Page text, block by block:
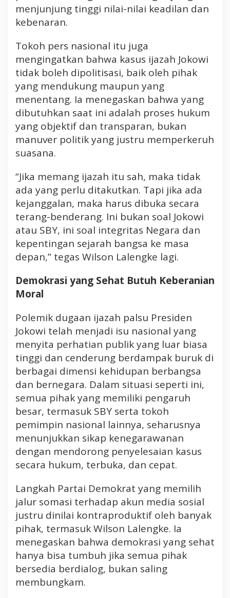
menjunjung tinggi nilai-nilai keadilan dan
kebenaran.
Tokoh pers nasional itu juga
mengingatkan bahwa kasus ijazah Jokowi
tidak boleh dipolitisasi, baik oleh pihak
yang mendukung maupun yang
menentang. Ia menegaskan bahwa yang
dibutuhkan saat ini adalah proses hukum
yang objektif dan transparan, bukan
manuver politik yang justru memperkeruh
suasana.
“Jika memang ijazah itu sah, maka tidak
ada yang perlu ditakutkan. Tapi jika ada
kejanggalan, maka harus dibuka secara
terang-benderang. Ini bukan soal Jokowi
atau SBY, ini soal integritas Negara dan
kepentingan sejarah bangsa ke masa
depan,” tegas Wilson Lalengke lagi.
Demokrasi yang Sehat Butuh Keberanian
Moral
Polemik dugaan ijazah palsu Presiden
Jokowi telah menjadi isu nasional yang
menyita perhatian publik yang luar biasa
tinggi dan cenderung berdampak buruk di
berbagai dimensi kehidupan berbangsa
dan bernegara. Dalam situasi seperti ini,
semua pihak yang memiliki pengaruh
besar, termasuk SBY serta tokoh
pemimpin nasional lainnya, seharusnya
menunjukkan sikap kenegarawanan
dengan mendorong penyelesaian kasus
secara hukum, terbuka, dan cepat.
Langkah Partai Demokrat yang memilih
jalur somasi terhadap akun media sosial
justru dinilai kontraproduktif oleh banyak
pihak, termasuk Wilson Lalengke. Ia
menegaskan bahwa demokrasi yang sehat
hanya bisa tumbuh jika semua pihak
bersedia berdialog, bukan saling
membungkam.